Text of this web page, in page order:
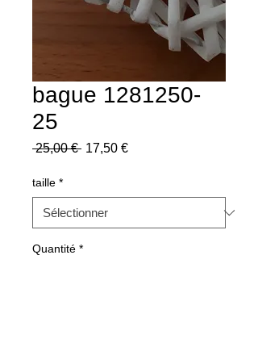
bague 1281250-
25
25,00 € Prix
17,50 €Prix
taille *
Quantité *